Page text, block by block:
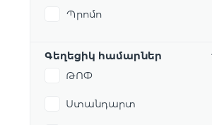
Պրոմո
Գեղեցիկ համարներ
ԹՈՓ
Ստանդարտ